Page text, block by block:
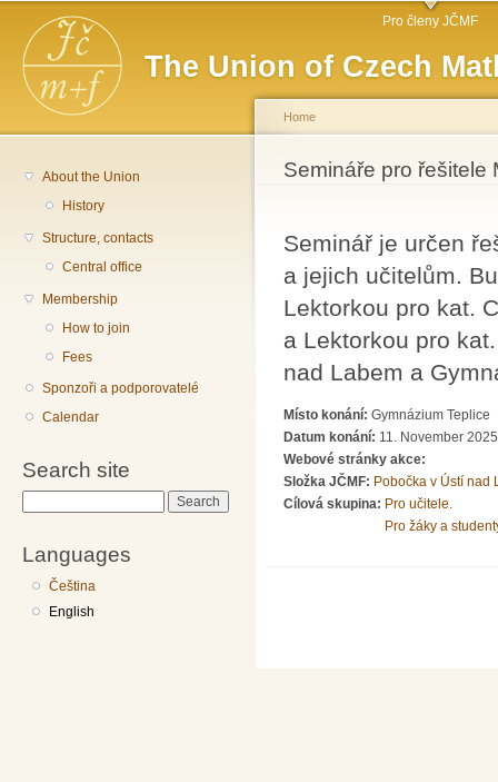
The Union of Czech
Main menu Pro členy JČMF
About the Union
History
Structure, contacts
Central office
Membership
How to join
Fees
Sponzoři a podporovatelé
Calendar
Search site
Languages
Čeština
English
You are here
Home
Semináře pro řešitele
Seminář je určen
a jejich učitelům.
Lektorkou pro kat.
a Lektorkou pro
nad Labem a
Místo konání: Gymnázium Teplice
Datum konání: 11. November
Webové stránky akce:
Složka JČMF: Pobočka v Ústí nad
Cílová skupina: Pro učitele.
Pro žáky a